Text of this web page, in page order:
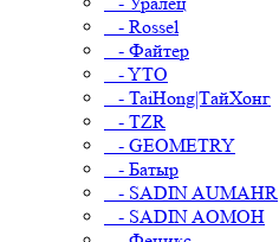
- Rossel
- Файтер
- YTO
- TaiHong|ТайХонг
- TZR
- GEOMETRY
- Батыр
- SADIN AUMAHR
- SADIN AOMOH